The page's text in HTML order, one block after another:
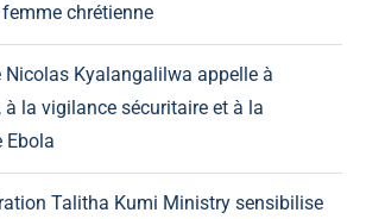
chrétienne
Nicolas Kyalangalilwa appelle à
à la vigilance sécuritaire et à la
Ebola
Talitha Kumi Ministry sensibilise